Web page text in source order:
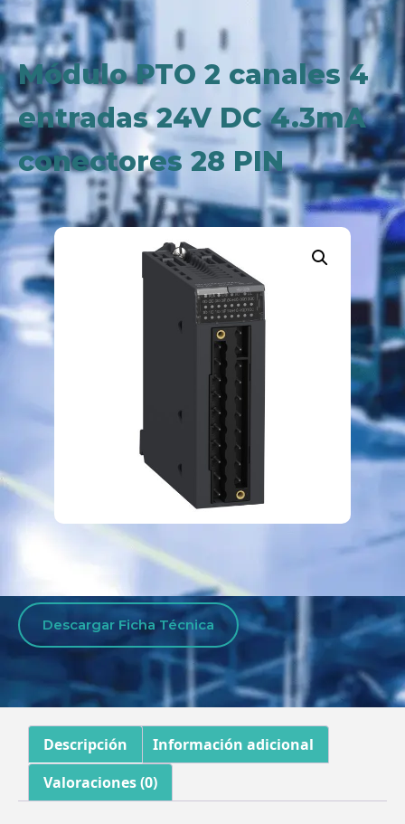
Módulo PTO 2 canales 4
entradas 24V DC 4.3mA
conectores 28 PIN
Descargar Ficha Técnica
Descripción
Información adicional
Valoraciones (0)